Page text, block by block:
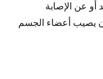
عن الإصابة
يصيب أعضاء الجسم